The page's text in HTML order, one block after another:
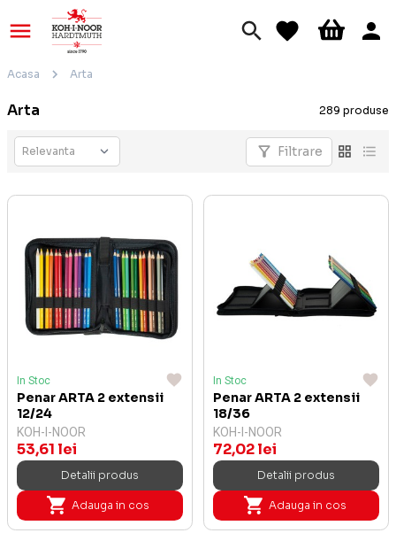
Acasa Arta
Arta 289 produse
Filtrare
In Stoc
Penar ARTA 2 extensii
12/24
KOH-I-NOOR
53,61 lei
Detalii produs
Adauga in cos
In Stoc
Penar ARTA 2 extensii
18/36
KOH-I-NOOR
72,02 lei
Detalii produs
Adauga in cos